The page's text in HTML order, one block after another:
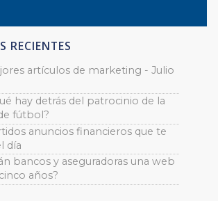
RECIENTES
artículos de marketing - Julio
hay detrás del patrocinio de la
fútbol?
anuncios financieros que te
día
bancos y aseguradoras una web
años?